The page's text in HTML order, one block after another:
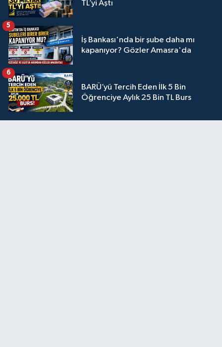
TL’yi Aştı
İş Bankası'nda bir şube daha mı
kapanıyor? Gözler Amasra'da
5
BARÜ’yü Tercih Eden İlk 5 Bin
Öğrenciye Aylık 25 Bin TL Burs
6